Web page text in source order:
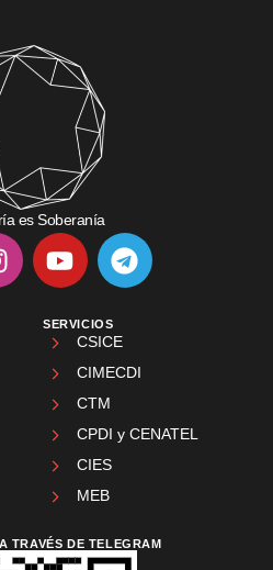
es Soberanía
SERVICIOS
CSICE
CIMECDI
CTM
CPDI y CENATEL
CIES
MEB
TRAVÉS DE TELEGRAM